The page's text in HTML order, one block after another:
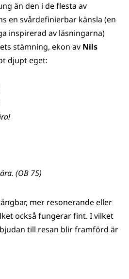
än den i de flesta av
en svårdefinierbar känsla (en
inspirerad av läsningarna)
stämning, ekon av Nils
djupt eget:
(OB 75)
mer resonerande eller
också fungerar fint. I vilket
till resan blir framförd är